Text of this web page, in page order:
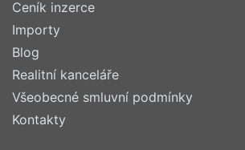
Ceník inzerce
Importy
Blog
Realitní kanceláře
Všeobecné smluvní podmínky
Kontakty